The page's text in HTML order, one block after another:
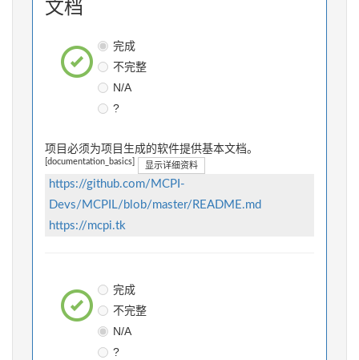
文档
完成
不完整
N/A
?
项目必须为项目生成的软件提供基本文档。
[documentation_basics] 显示详细资料
https://github.com/MCPI-
Devs/MCPIL/blob/master/README.md
https://mcpi.tk
完成
不完整
N/A
?